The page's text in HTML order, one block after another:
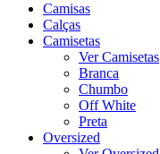
Camisas
Calças
Camisetas
Ver Camisetas
Branca
Chumbo
Off White
Preta
Oversized